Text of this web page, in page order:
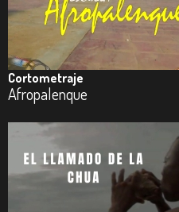
Cortometraje
Afropalenque